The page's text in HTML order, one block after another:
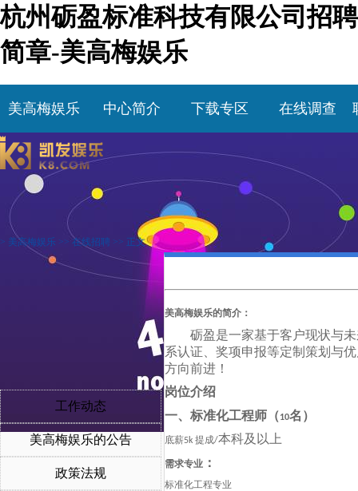
杭州砺盈标准科技有限公司招聘
简章-美高梅娱乐
美高梅娱乐 中心简介 下载专区 在线调查
> 美高梅娱乐 >> 在线招聘 >> 正文
工作动态
美高梅娱乐的公告
政策法规
美高梅娱乐的简介：
砺盈是一家基于客户现状与
系认证、奖项申报等定制策划与
方向前进！
岗位介绍
一、 标准化工程师 （10名 ）
底薪5k 提成/本科及以上
需求专业 ：
标准化工程专业